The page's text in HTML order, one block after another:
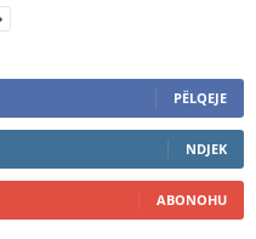
PËLQEJE
NDJEK
ABONOHU